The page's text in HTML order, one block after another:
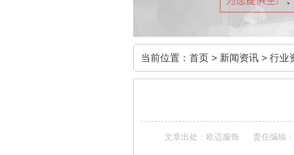
当前位置： 首页 > 新闻资讯 > 行业
文章出处：欧迈服饰 责任编辑